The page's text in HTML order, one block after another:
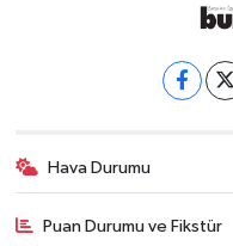
Hava Durumu
Puan Durumu ve Fikstür